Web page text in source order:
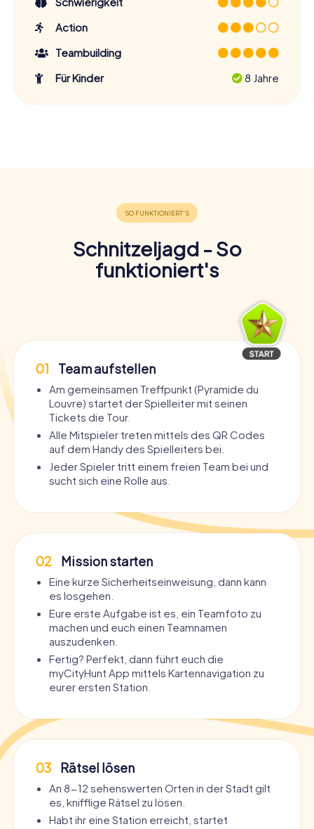
Action
Teambuilding
Für Kinder
8 Jahre
Schnitzeljagd - So
funktioniert's
01 Team aufstellen
Am gemeinsamen Treffpunkt (Pyramide du
Louvre) startet der Spielleiter mit seinen
Tickets die Tour.
Alle Mitspieler treten mittels des QR Codes
auf dem Handy des Spielleiters bei.
Jeder Spieler tritt einem freien Team bei und
sucht sich eine Rolle aus.
02 Mission starten
Eine kurze Sicherheitseinweisung, dann kann
es losgehen.
Eure erste Aufgabe ist es, ein Teamfoto zu
machen und euch einen Teamnamen
auszudenken.
Fertig? Perfekt, dann führt euch die
myCityHunt App mittels Kartennavigation zu
eurer ersten Station.
03 Rätsel lösen
An 8-12 sehenswerten Orten in der Stadt gilt
es, knifflige Rätsel zu lösen.
Habt ihr eine Station erreicht, startet